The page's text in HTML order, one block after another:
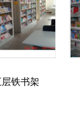
铁书架